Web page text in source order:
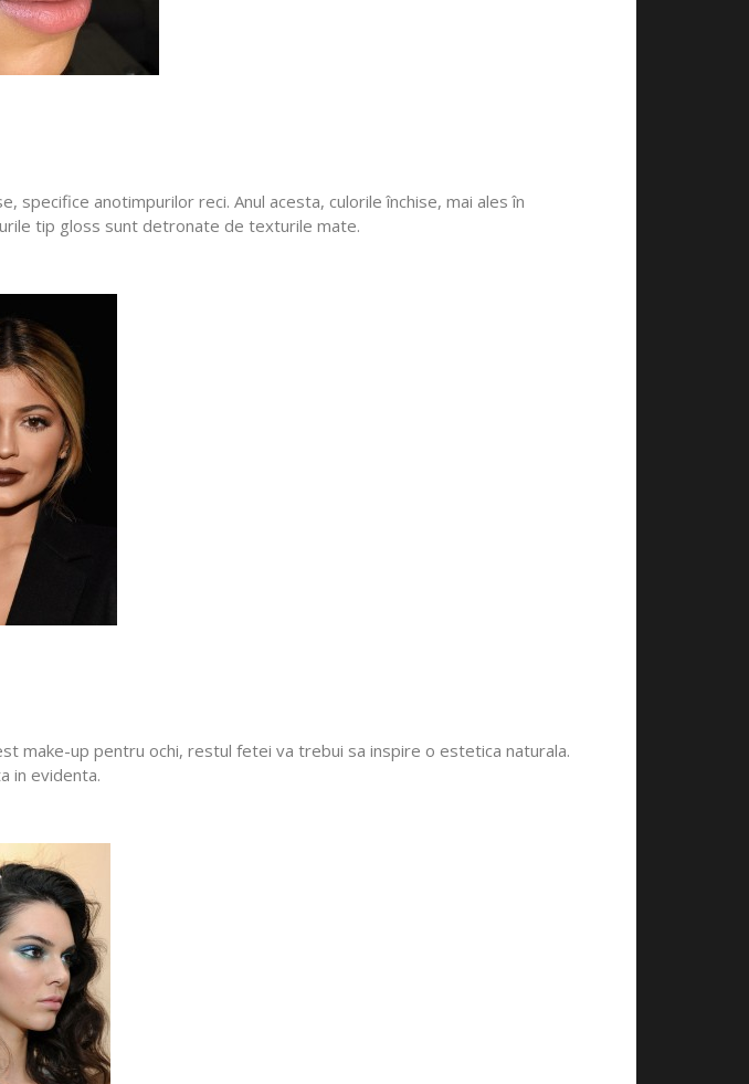
specifice anotimpurilor reci. Anul acesta, culorile închise, mai ales în
tip gloss sunt detronate de texturile mate.
make-up pentru ochi, restul fetei va trebui sa inspire o estetica naturala.
in evidenta.